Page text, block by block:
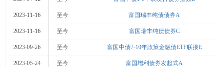
2023-11-16 至今 富国瑞丰纯债债券A
2023-11-16 至今 富国瑞丰纯债债券C
2023-09-26 至今 富国中债7-10年政策金融债ETF联接E
2023-05-24 至今 富国增利债券发起式A